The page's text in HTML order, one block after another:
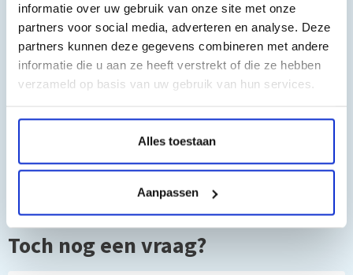
informatie over uw gebruik van onze site met onze
partners voor social media, adverteren en analyse. Deze
partners kunnen deze gegevens combineren met andere
informatie die u aan ze heeft verstrekt of die ze hebben
verzameld op basis van uw gebruik van hun services.
Alles toestaan
Aanpassen
normen. Goedkoop printen met deze Brother LC3239
inktpatronen kunt u jaren. De uitstekende houdbaarheid van
onze inkt geeft u jarenlang printplezier. De mooiste afdrukken
met heldere kleuren en diepzwart. De zwarte Huismerk
inktpatroon voor de brother LC3239 is natuurlijk voorzien van
Toch nog een vraag?